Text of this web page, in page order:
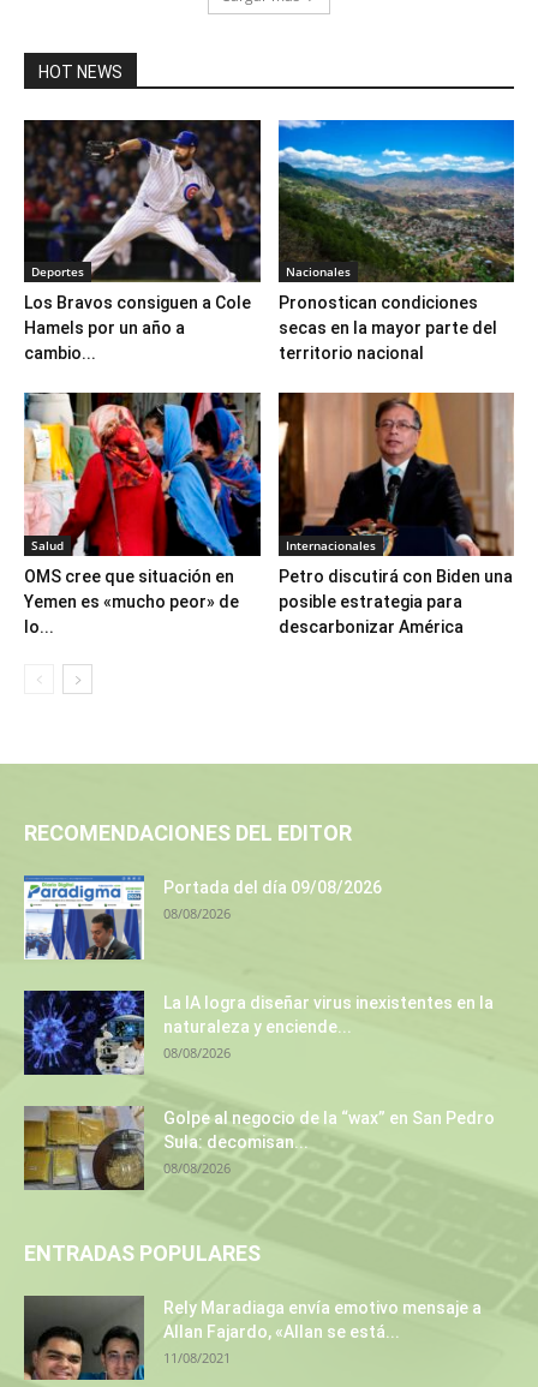
HOT NEWS
Deportes
Los Bravos consiguen a Cole
Hamels por un año a
cambio...
Nacionales
Pronostican condiciones
secas en la mayor parte del
territorio nacional
Salud
OMS cree que situación en
Yemen es «mucho peor» de
lo...
Internacionales
Petro discutirá con Biden una
posible estrategia para
descarbonizar América
RECOMENDACIONES DEL EDITOR
Portada del día 09/08/2026
08/08/2026
La IA logra diseñar virus inexistentes en la
naturaleza y enciende...
08/08/2026
Golpe al negocio de la “wax” en San Pedro
Sula: decomisan...
08/08/2026
ENTRADAS POPULARES
Rely Maradiaga envía emotivo mensaje a
Allan Fajardo, «Allan se está...
11/08/2021